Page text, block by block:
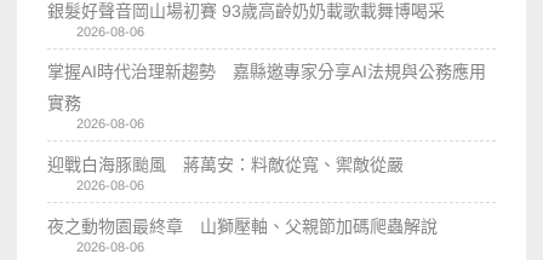
銀髮好聲音岡山場初賽 93歲高齡奶奶載歌載舞博喝采
2026-08-06
掌握AI時代治理新趨勢 嘉縣邀專家分享AI法規與公務應用
實務
2026-08-06
迎戰白海豚颱風 蔣萬安：料敵從寬、禦敵從嚴
2026-08-06
夜之動物園最終章 山獅壓軸、父親節加碼爬蟲解說
2026-08-06